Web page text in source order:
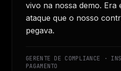
vivo na nossa demo. Era
ataque que o nosso
pegava.
GERENTE DE COMPLIANCE ·
PAGAMENTO